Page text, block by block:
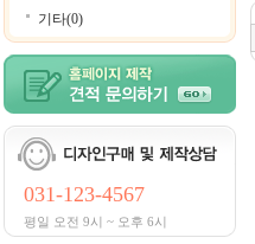
기타(0)
031-123-4567
평일 오전 9시 ~ 오후 6시